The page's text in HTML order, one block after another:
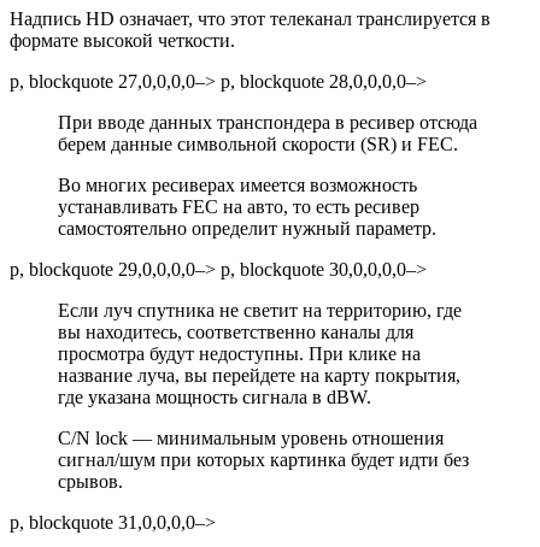
Надпись HD означает, что этот телеканал транслируется в
формате высокой четкости.
p, blockquote 27,0,0,0,0–> p, blockquote 28,0,0,0,0–>
При вводе данных транспондера в ресивер отсюда
берем данные символьной скорости (SR) и FEC.
Во многих ресиверах имеется возможность
устанавливать FEC на авто, то есть ресивер
самостоятельно определит нужный параметр.
p, blockquote 29,0,0,0,0–> p, blockquote 30,0,0,0,0–>
Если луч спутника не светит на территорию, где
вы находитесь, соответственно каналы для
просмотра будут недоступны. При клике на
название луча, вы перейдете на карту покрытия,
где указана мощность сигнала в dBW.
C/N lock — минимальным уровень отношения
сигнал/шум при которых картинка будет идти без
срывов.
p, blockquote 31,0,0,0,0–>